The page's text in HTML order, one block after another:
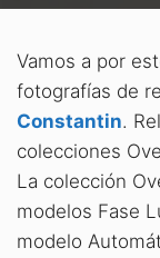
Vamos a por
fotografías de
Constantin.
colecciones
La colección
modelos Fase
modelo